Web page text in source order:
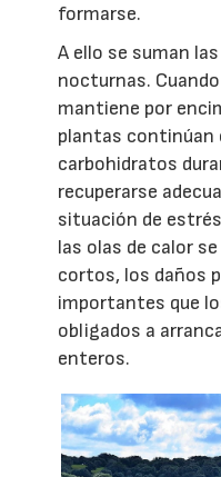
formarse.
A ello se suman
nocturnas.
mantiene por
plantas continúan
carbohidratos
recuperarse
situación de
las olas de calor
cortos, los daños
importantes que
obligados a
enteros.